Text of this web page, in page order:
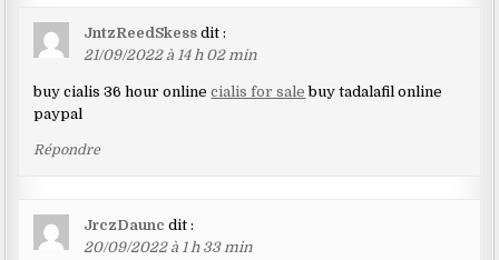
JntzReedSkess dit :
21/09/2022 à 14 h 02 min
buy cialis 36 hour onlinecialis for sale buy tadalafil online
paypal
Répondre
JrczDaunc dit :
20/09/2022 à 1 h 33 min